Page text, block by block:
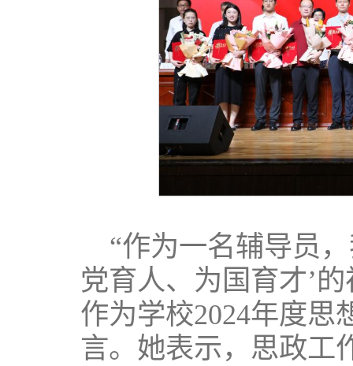
“作为一名辅导员
党育人、为国育才’
作为学校2024年度思
言。她表示，思政工